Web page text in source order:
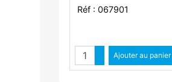
Réf : 067901
Quantité
Augmenter quantité
Diminuer quantité
Ajouter au panier